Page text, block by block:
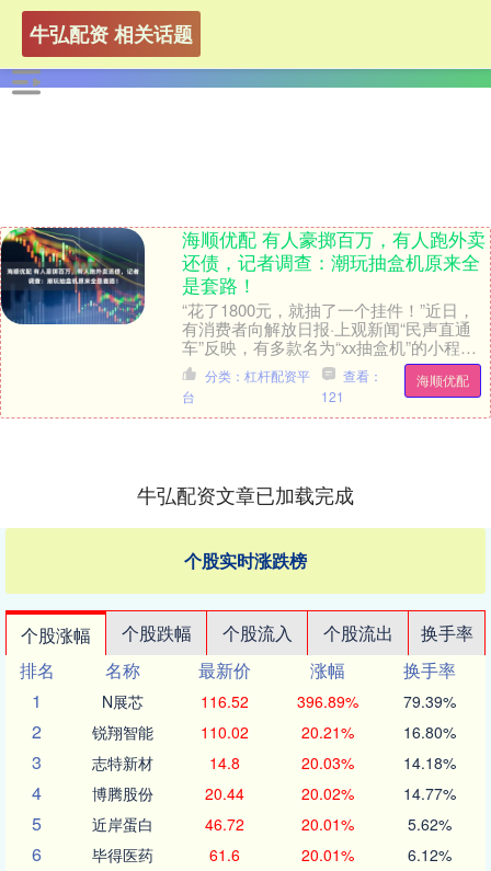
牛弘配资 相关话题
海顺优配 有人豪掷百万，有人跑外卖
还债，记者调查：潮玩抽盒机原来全
是套路！
“花了1800元，就抽了一个挂件！”近日，
有消费者向解放日报·上观新闻“民声直通
车”反映，有多款名为“xx抽盒机”的小程序
在潮玩爱好者中流行，不少消费者花费上
万....
海顺优配
分类：杠杆配资平
台
查看：
121
牛弘配资文章已加载完成
个股实时涨跌榜
个股涨幅 个股跌幅 个股流入 个股流出
换手率
排名
名称 最新价 涨幅
换手率
1
N展芯 116.52 396.89% 79.39%
2 锐翔智能 110.02 20.21% 16.80%
3 志特新材 14.8 20.03% 14.18%
4 博腾股份 20.44 20.02% 14.77%
5 近岸蛋白 46.72 20.01% 5.62%
6 毕得医药 61.6 20.01% 6.12%